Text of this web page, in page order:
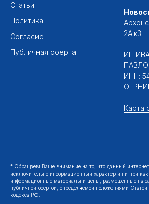
Статьи
Политика
Согласие
Публичная оферта
2А.к3
ИП
ИНН:
Карта
* Обращаем Ваше внимание на то, что данный
исключительно информационный характер и ни при
информационные материалы и цены, размещенные на
публичной офертой, определяемой положениями
кодекса РФ.